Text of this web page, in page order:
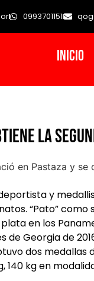
0993701151
INICIO
la
y
“Pato” como
en los
de Georgia de
dos
140 kg en